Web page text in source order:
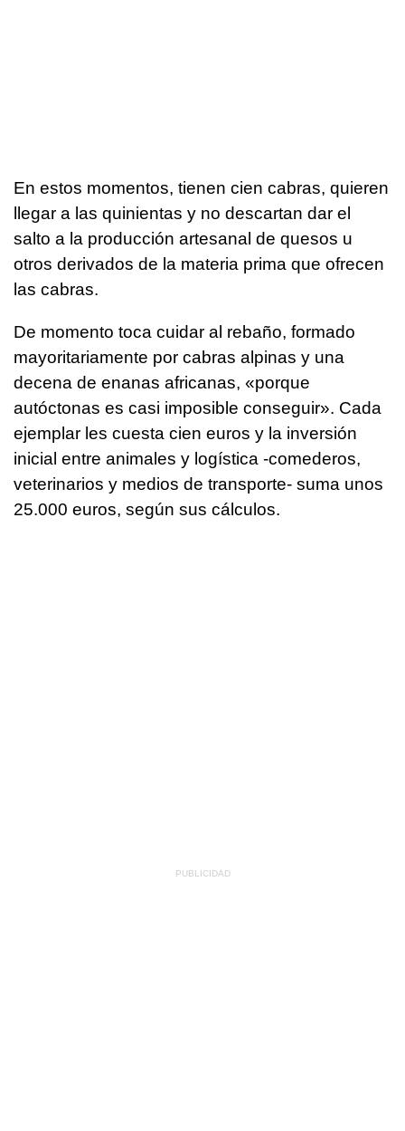
En estos momentos, tienen cien cabras, quieren
llegar a las quinientas y no descartan dar el
salto a la producción artesanal de quesos u
otros derivados de la materia prima que ofrecen
las cabras.
De momento toca cuidar al rebaño, formado
mayoritariamente por cabras alpinas y una
decena de enanas africanas, «porque
autóctonas es casi imposible conseguir». Cada
ejemplar les cuesta cien euros y la inversión
inicial entre animales y logística -comederos,
veterinarios y medios de transporte- suma unos
25.000 euros, según sus cálculos.